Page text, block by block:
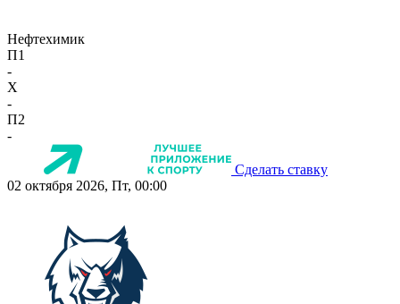
Нефтехимик
П1
-
X
-
П2
-
Сделать ставку
02 октября 2026, Пт, 00:00